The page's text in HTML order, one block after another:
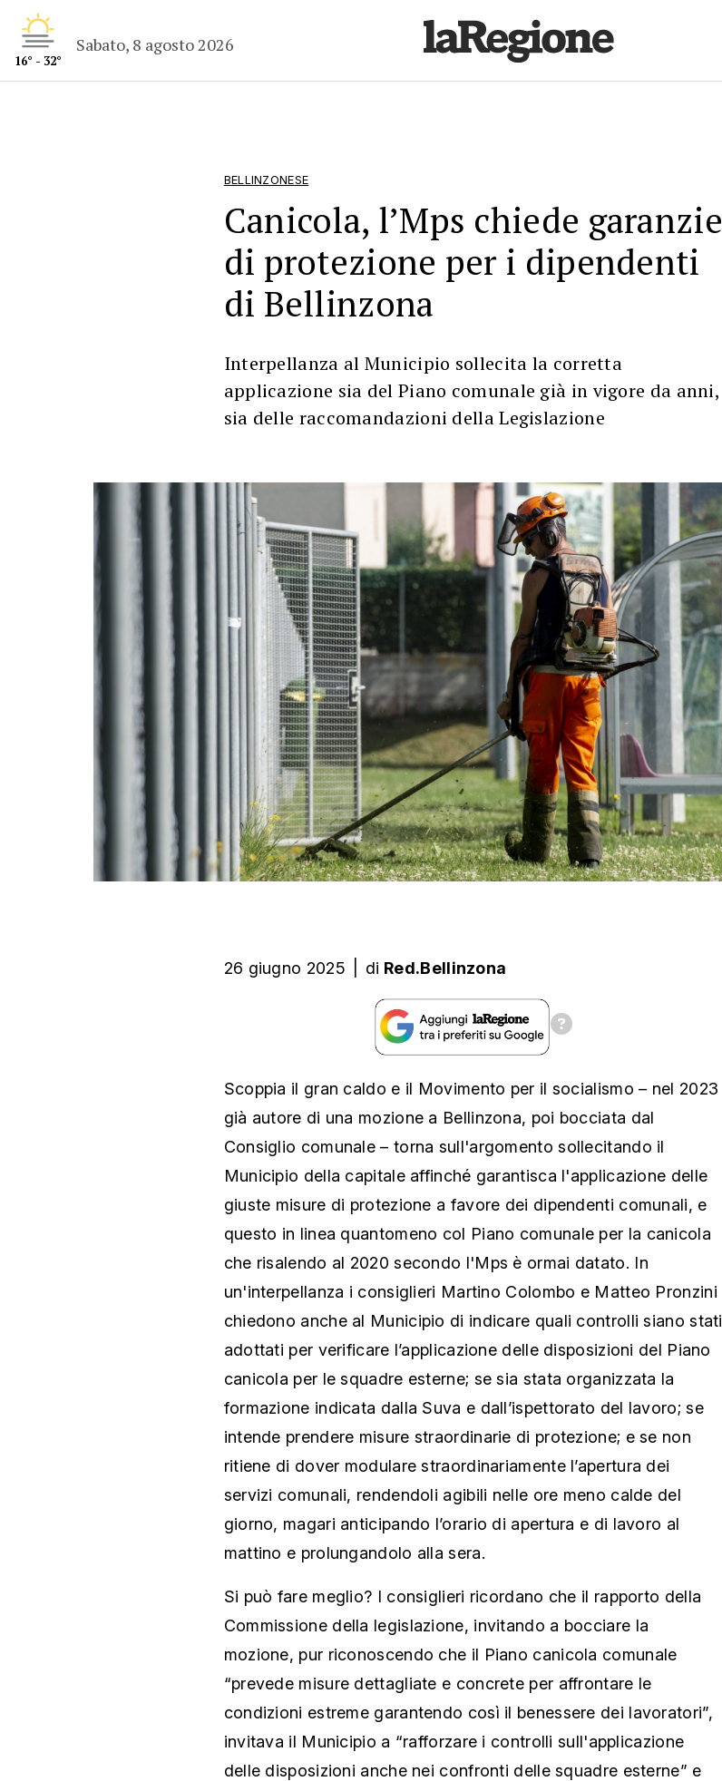
16° - 32°
Sabato, 8 agosto 2026
BELLINZONESE
Canicola, l’Mps chiede garanzie
di protezione per i dipendenti
di Bellinzona
Interpellanza al Municipio sollecita la corretta
applicazione sia del Piano comunale già in vigore da anni,
sia delle raccomandazioni della Legislazione
26 giugno 2025 di Red.Bellinzona
Scoppia il gran caldo e il Movimento per il socialismo – nel 2023
già autore di una mozione a Bellinzona, poi bocciata dal
Consiglio comunale – torna sull'argomento sollecitando il
Municipio della capitale affinché garantisca l'applicazione delle
giuste misure di protezione a favore dei dipendenti comunali, e
questo in linea quantomeno col Piano comunale per la canicola
che risalendo al 2020 secondo l'Mps è ormai datato. In
un'interpellanza i consiglieri Martino Colombo e Matteo Pronzini
chiedono anche al Municipio di indicare quali controlli siano stati
adottati per verificare l’applicazione delle disposizioni del Piano
canicola per le squadre esterne; se sia stata organizzata la
formazione indicata dalla Suva e dall’ispettorato del lavoro; se
intende prendere misure straordinarie di protezione; e se non
ritiene di dover modulare straordinariamente l’apertura dei
servizi comunali, rendendoli agibili nelle ore meno calde del
giorno, magari anticipando l’orario di apertura e di lavoro al
mattino e prolungandolo alla sera.
Si può fare meglio? I consiglieri ricordano che il rapporto della
Commissione della legislazione, invitando a bocciare la
mozione, pur riconoscendo che il Piano canicola comunale
“prevede misure dettagliate e concrete per affrontare le
condizioni estreme garantendo così il benessere dei lavoratori”,
invitava il Municipio a “rafforzare i controlli sull'applicazione
delle disposizioni anche nei confronti delle squadre esterne” e